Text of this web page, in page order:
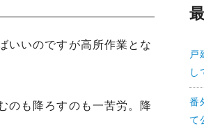
いいのですが高所作業とな
のも降ろすのも一苦労。降
戸
し
番
て